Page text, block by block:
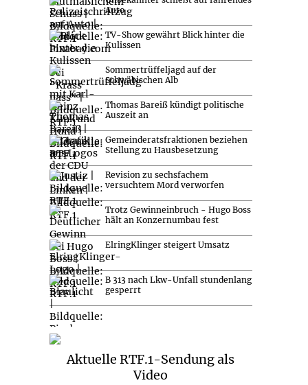
Auto
TV-Show gewährt Blick hinter die
Kulissen
Sommertrüffeljagd auf der
Schwäbischen Alb
Thomas Bareiß kündigt politische
Auszeit an
Gemeinderatsfraktionen beziehen
Stellung zu Hausbesetzung
Revision zu sechsfachem
versuchtem Mord verworfen
Trotz Gewinneinbruch - Hugo Boss
hält an Konzernumbau fest
ElringKlinger steigert Umsatz
B 313 nach Lkw-Unfall stundenlang
gesperrt
Aktuelle RTF.1-Sendung als
Video